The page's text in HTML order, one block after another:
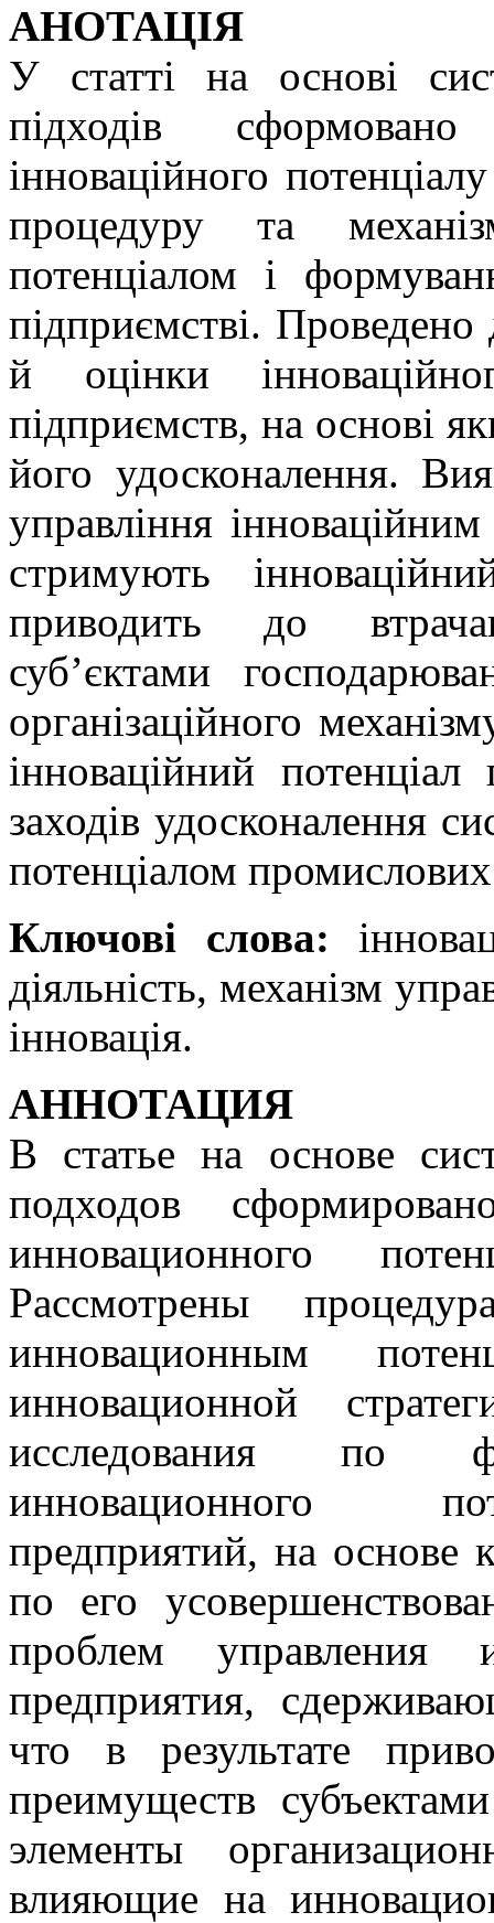
АНОТАЦІЯ
У статті на основі
підходів
інноваційного
процедуру та
потенціалом і
підприємстві.
й оцінки
підприємств, на основі
його удосконалення.
управління
стримують
приводить до
суб’єктами
організаційного
інноваційний
заходів удосконалення
потенціалом
Ключові слова:
діяльність, механізм
інновація.
АННОТАЦИЯ
В статье на основе
подходов
инновационного
Рассмотрены
инновационным
инновационной
исследования по
инновационного
предприятий, на основе
по его
проблем управления
предприятия,
что в результате
преимуществ
элементы
влияющие на